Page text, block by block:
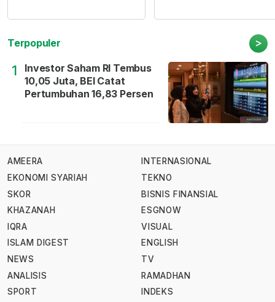
Terpopuler >
1
Investor Saham RI Tembus
10,05 Juta, BEI Catat
Pertumbuhan 16,83 Persen
AMEERA
EKONOMI SYARIAH
SKOR
KHAZANAH
IQRA
ISLAM DIGEST
NEWS
ANALISIS
SPORT
INTERNASIONAL
TEKNO
BISNIS FINANSIAL
ESGNOW
VISUAL
ENGLISH
TV
RAMADHAN
INDEKS